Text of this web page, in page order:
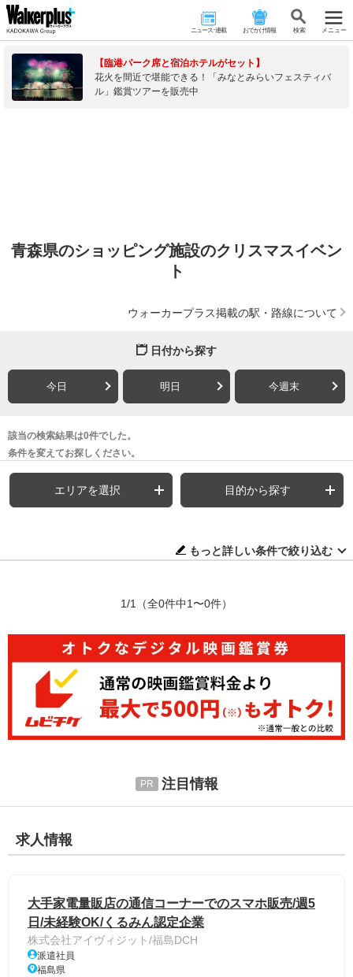
ニュース･連載 おでかけ情報 検 索 メニュー
【臨港パーク席と宿泊ホテルがセット】
花火を間近で堪能できる！「みなとみらいフェスティバ
ル」鑑賞ツアーを販売中
青森県のショッピング施設のクリスマスイベン
ト
ウォーカープラス掲載の駅・路線について
日付から探す
今日 明日 今週末
該当の検索結果は0件でした。
条件を変えてお探しください。
エリアを選択 目的から探す
もっと詳しい条件で絞り込む
1/1 （全0件中1〜0件）
注目情報
求人情報
大手家電量販店の通信コーナーでのスマホ販売/週5
日/未経験OK/くるみん認定企業
株式会社アイヴィジット/福島DCH
派遣社員
福島県